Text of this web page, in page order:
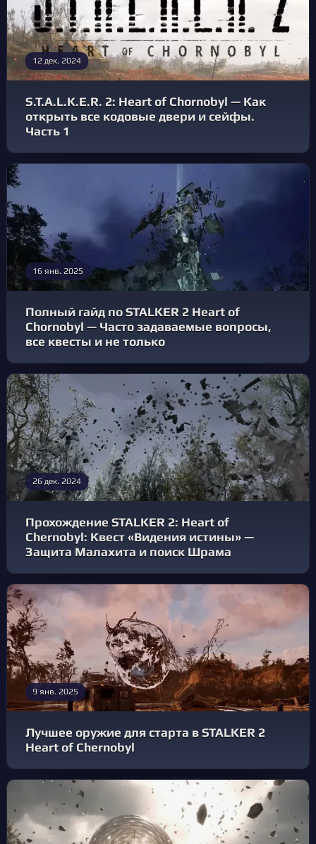
12 дек. 2024
S.T.A.L.K.E.R. 2: Heart of Chornobyl — Как
открыть все кодовые двери и сейфы.
Часть 1
16 янв. 2025
Полный гайд по STALKER 2 Heart of
Chornobyl — Часто задаваемые вопросы,
все квесты и не только
26 дек. 2024
Прохождение STALKER 2: Heart of
Chernobyl: Квест «Видения истины» —
Защита Малахита и поиск Шрама
9 янв. 2025
Лучшее оружие для старта в STALKER 2
Heart of Chernobyl